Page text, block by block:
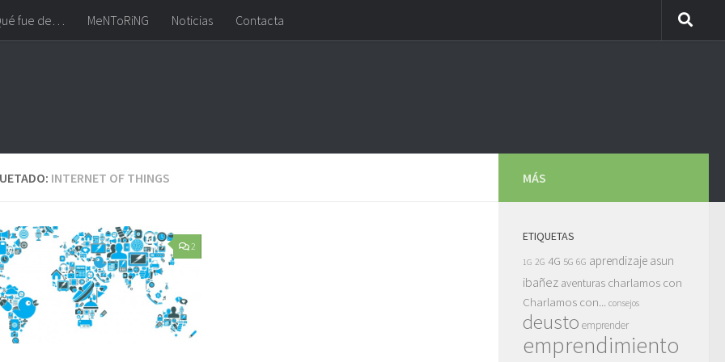
fue de… MeNToRiNG Noticias Contacta
INTERNET OF THINGS
2
MÁS
ETIQUETAS
1G 2G 4G 5G 6G aprendizaje asun
ibañez aventuras charlamos con
Charlamos con... consejos
deusto emprender
emprendimiento